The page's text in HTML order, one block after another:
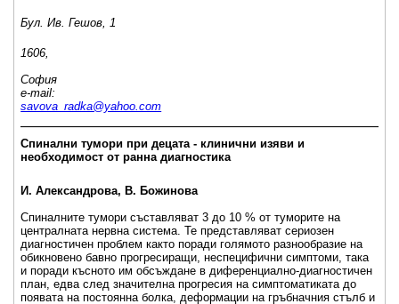
Бул. Ив. Гешов, 1
1606,
София
e-mail:
savova_radka@yahoo.com
Спинални тумори при децата - клинични изяви и
необходимост от ранна диагностика
И. Александрова, В. Божинова
Спиналните тумори съставляват 3 до 10 % от туморите на
централната нервна система. Те представляват сериозен
диагностичен проблем както поради голямото разнообразие на
обикновено бавно прогресиращи, неспецифични симптоми, така
и поради късното им обсъждане в диференциално-диагностичен
план, едва след значителна прогресия на симптоматиката до
появата на постоянна болка, деформации на гръбначния стълб и